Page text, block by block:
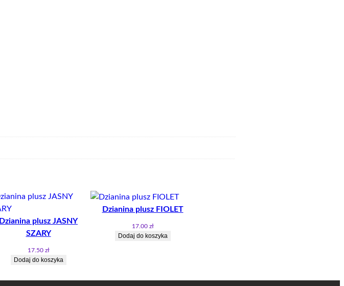
Dzianina plusz JASNY
SZARY
17.50 zł
Dodaj do koszyka
Dzianina plusz FIOLET
17.00 zł
Dodaj do koszyka